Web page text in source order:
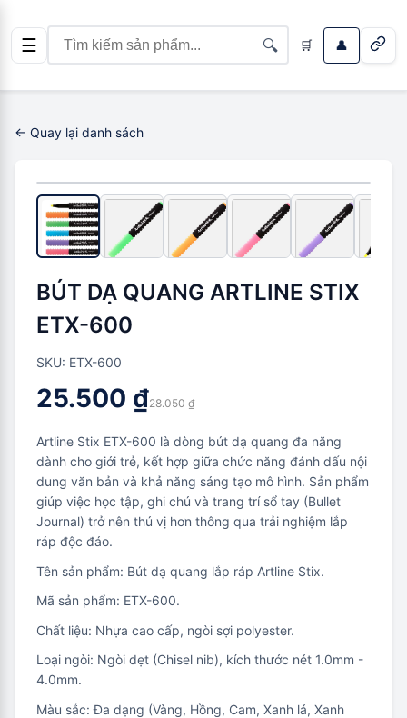
☰ 🔍 🛒 👤
← Quay lại danh sách
-2.550 ₫(9%)
BÚT DẠ QUANG ARTLINE STIX
ETX-600
SKU: ETX-600
25.500 ₫28.050 ₫
Artline Stix ETX-600 là dòng bút dạ quang đa năng
dành cho giới trẻ, kết hợp giữa chức năng đánh dấu nội
dung văn bản và khả năng sáng tạo mô hình. Sản phẩm
giúp việc học tập, ghi chú và trang trí sổ tay (Bullet
Journal) trở nên thú vị hơn thông qua trải nghiệm lắp
ráp độc đáo.
Tên sản phẩm: Bút dạ quang lắp ráp Artline Stix.
Mã sản phẩm: ETX-600.
Chất liệu: Nhựa cao cấp, ngòi sợi polyester.
Loại ngòi: Ngòi dẹt (Chisel nib), kích thước nét 1.0mm -
4.0mm.
Màu sắc: Đa dạng (Vàng, Hồng, Cam, Xanh lá, Xanh